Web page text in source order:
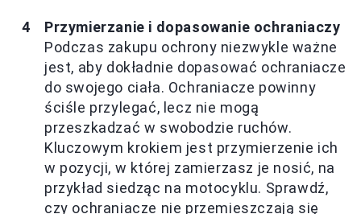
Przymierzanie i dopasowanie ochraniaczy
Podczas zakupu ochrony niezwykle ważne
jest, aby dokładnie dopasować ochraniacze
do swojego ciała. Ochraniacze powinny
ściśle przylegać, lecz nie mogą
przeszkadzać w swobodzie ruchów.
Kluczowym krokiem jest przymierzenie ich
w pozycji, w której zamierzasz je nosić, na
przykład siedząc na motocyklu. Sprawdź,
czy ochraniacze nie przemieszczają się